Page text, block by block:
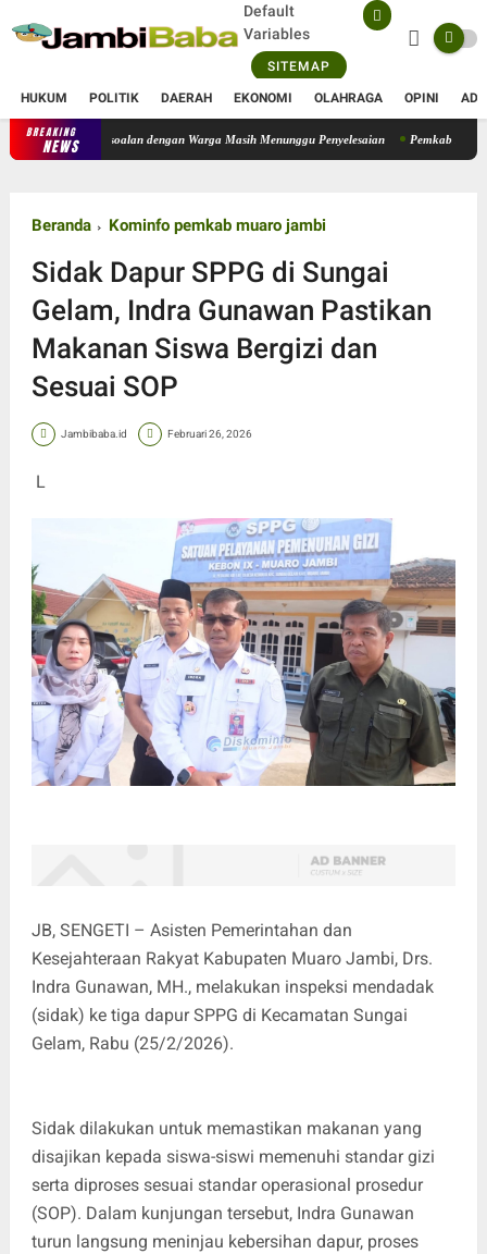
Default
Variables
SITEMAP
HUKUM POLITIK DAERAH EKONOMI OLAHRAGA OPINI
BREAKING
NEWS Operasional PT SATU Diizinkan Berjalan, Sejumlah Persoalan
Beranda Kominfo pemkab muaro jambi
Sidak Dapur SPPG di Sungai
Gelam, Indra Gunawan Pastikan
Makanan Siswa Bergizi dan
Sesuai SOP
Jambibaba.id Februari 26, 2026
L
JB, SENGETI – Asisten Pemerintahan dan
Kesejahteraan Rakyat Kabupaten Muaro Jambi, Drs.
Indra Gunawan, MH., melakukan inspeksi mendadak
(sidak) ke tiga dapur SPPG di Kecamatan Sungai
Gelam, Rabu (25/2/2026).
Sidak dilakukan untuk memastikan makanan yang
disajikan kepada siswa-siswi memenuhi standar gizi
serta diproses sesuai standar operasional prosedur
(SOP). Dalam kunjungan tersebut, Indra Gunawan
turun langsung meninjau kebersihan dapur, proses